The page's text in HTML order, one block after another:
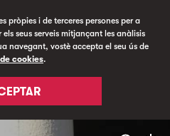
pròpies i de terceres persones per a
seus serveis mitjançant les anàlisis
navegant, vostè accepta el seu ús de
cookies.